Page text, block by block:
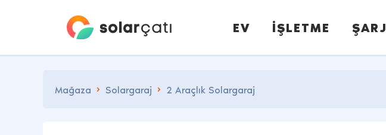
EV İŞLETME ŞARJ
Mağaza Solargaraj 2 Araçlık Solargaraj